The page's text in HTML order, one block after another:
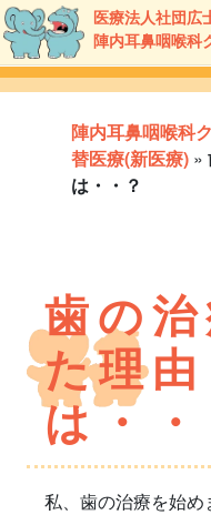
医療法人社団広
陣内耳鼻咽喉科
陣内耳鼻咽喉科
替医療(新医療) »
は・・？
歯の
た理由
は・・
私、歯の治療を始め